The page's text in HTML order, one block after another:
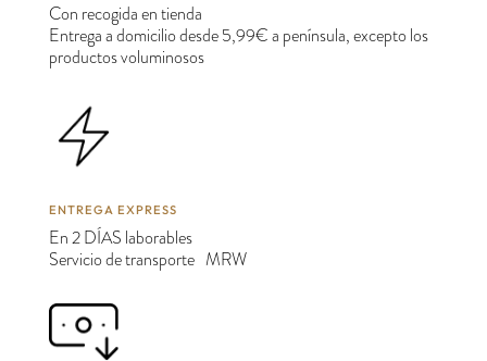
Con recogida en tienda
Entrega a domicilio desde 5,99€ a península, excepto los
productos voluminosos
ENTREGA EXPRESS
En 2 DÍAS laborables
Servicio de transporte MRW